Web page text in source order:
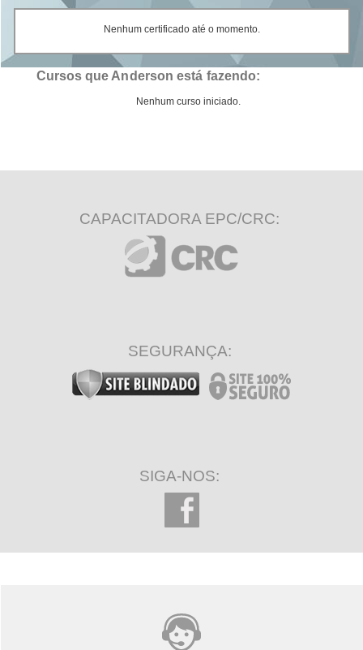
Nenhum certificado até o momento.
Cursos que Anderson está fazendo:
Nenhum curso iniciado.
CAPACITADORA EPC/CRC:
SEGURANÇA:
SIGA-NOS: